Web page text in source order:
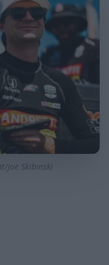
Joe Skibinski